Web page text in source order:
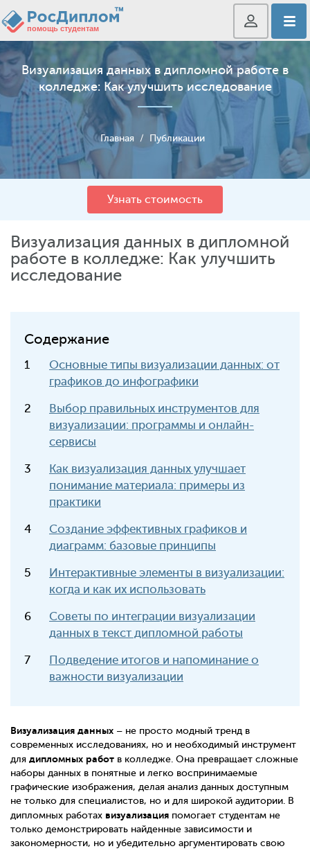
Визуализация данных в дипломной работе в
колледже: Как улучшить исследование
Главная / Публикации
Узнать стоимость
Визуализация данных в дипломной
работе в колледже: Как улучшить
исследование
Содержание
Основные типы визуализации данных: от
графиков до инфографики
Выбор правильных инструментов для
визуализации: программы и онлайн-
сервисы
Как визуализация данных улучшает
понимание материала: примеры из
практики
Создание эффективных графиков и
диаграмм: базовые принципы
Интерактивные элементы в визуализации:
когда и как их использовать
Советы по интеграции визуализации
данных в текст дипломной работы
Подведение итогов и напоминание о
важности визуализации
Визуализация данных – не просто модный тренд в
современных исследованиях, но и необходимый инструмент
для дипломных работ в колледже. Она превращает сложные
наборы данных в понятные и легко воспринимаемые
графические изображения, делая анализ данных доступным
не только для специалистов, но и для широкой аудитории. В
дипломных работах визуализация помогает студентам не
только демонстрировать найденные зависимости и
закономерности, но и убедительно аргументировать свою